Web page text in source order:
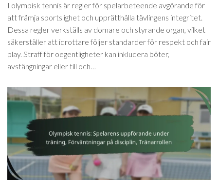
I olympisk tennis är regler för spelarbeteende avgörande för
att främja sportslighet och upprätthålla tävlingens integritet.
Dessa regler verkställs av domare och styrande organ, vilket
säkerställer att idrottare följer standarder för respekt och fair
play. Straff för oegentligheter kan inkludera böter,
avstängningar eller till och…